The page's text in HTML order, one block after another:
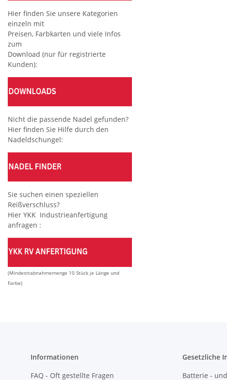
Hier finden Sie unsere Kategorien
einzeln mit
Preisen, Farbkarten und viele Infos
zum
Download (nur für registrierte
Kunden):
Nicht die passende Nadel gefunden?
Hier finden Sie Hilfe durch den
Nadeldschungel:
Sie suchen einen speziellen
Reißverschluss?
Hier YKK Industrieanfertigung
anfragen :
(Mindesttabnahmemenge 10 Stück je Länge und
Farbe)
Informationen
FAQ - Oft gestellte Fragen
Gesetzliche
Batterie -